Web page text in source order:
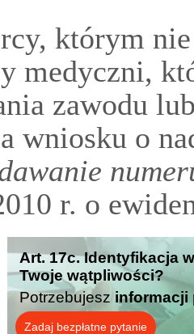
którym
medyczni,
zawodu
wniosku o
r. o
Art. 17c. Identyfikacja
Twoje wątpliwości?
Potrzebujesz informacji
Zadaj bezpłatne pytanie